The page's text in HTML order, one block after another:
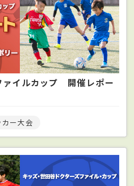
ァイルカップ 開催レポー
カー大会